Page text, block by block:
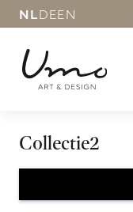
NLDEEN
Collectie2